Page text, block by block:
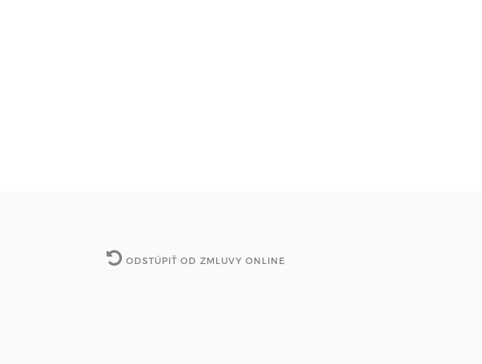
ODSTÚPIŤ OD ZMLUVY ONLINE